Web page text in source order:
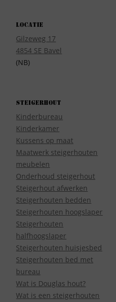
Locatie
Gilzeweg 17
4854 SE Bavel
(NB)
Steigerhout
Kinderbureau
Kinderkamer
Kussens op maat
Maatwerk steigerhouten
meubelen
Onderhoud steigerhout
Steigerhout afwerken
Steigerhouten bedden
Steigerhouten hoogslaper
Steigerhouten
halfhoogslaper
Steigerhouten huisjesbed
Steigerhouten bed met
bureau
Wat is Douglas hout?
Wat is een steigerhouten